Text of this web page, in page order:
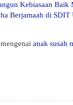
Kebiasaan Baik
Berjamaah di
mengenai anak susah